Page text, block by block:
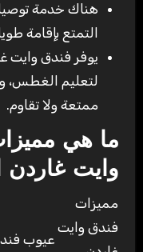
هناك خدمة
التمتع بإقامة
يوفر فندق وايت
لتعليم الغطس،
ممتعة ولا تقاوم.
ما هي
وايت غاردن
مميزات
فندق وايت
عيوب